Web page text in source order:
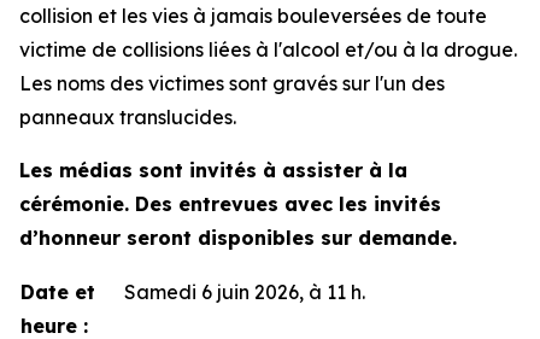
collision et les vies à jamais bouleversées de toute
victime de collisions liées à l'alcool et/ou à la drogue.
Les noms des victimes sont gravés sur l'un des
panneaux translucides.
Les médias sont invités à assister à la
cérémonie. Des entrevues avec les invités
d’honneur seront disponibles sur demande.
Date et
heure :
Samedi 6 juin 2026, à 11 h.